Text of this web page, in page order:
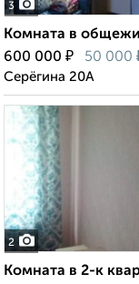
3
Комната в
600 000 ₽ 50 000
Серёгина 20А
2
Комната в 2-к